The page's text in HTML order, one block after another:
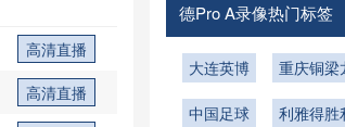
高清直播
高清直播
德Pro A录像热门标签
大连英博 重庆铜梁
中国足球 利雅得胜